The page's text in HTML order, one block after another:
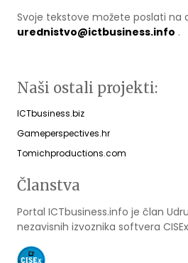
Svoje tekstove možete poslati na
urednistvo@ictbusiness.info .
Naši ostali projekti:
ICTbusiness.biz
Gameperspectives.hr
Tomichproductions.com
Članstva
Portal ICTbusiness.info je član
nezavisnih izvoznika softvera CISEx